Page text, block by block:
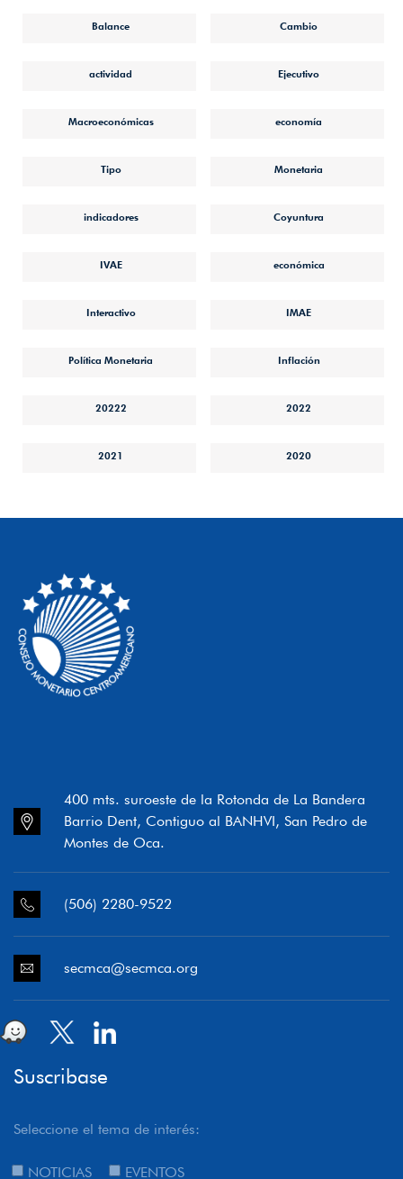
Balance Cambio
actividad Ejecutivo
Macroeconómicas economía
Tipo Monetaria
indicadores Coyuntura
IVAE económica
Interactivo IMAE
Política Monetaria Inflación
20222 2022
2021 2020
400 mts. suroeste de la Rotonda de La Bandera
Barrio Dent, Contiguo al BANHVI, San Pedro de
Montes de Oca.
(506) 2280-9522
secmca@secmca.org
Suscribase
Seleccione el tema de interés:
NOTICIAS EVENTOS